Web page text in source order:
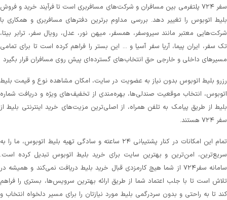
سفر ۷۲۴ پلتفرمی بین مسافران و شرکت‌های مسافربری است تا فرآیند خرید و فروش
اتوبوس را تغییر دهد. بررسی مداوم برترین دفترهای مسافربری و همکاری با
معتبر مانند سیروسفر، همسفر، میهن‌ نور، عدل، رویال سفر، ترابر بیتا،
سفر، ایران پیما، آریا سفر آسیا و ... این بستر را فراهم کرده است تا برای تمامی
داخلی و خارجی حق انتخاب‌های گسترده‌ای پیش روی مسافران قرار بگیرد
بلیط اتوبوس بدون نیاز به عضویت در سایت، امکان مشاهده نوع و قیمت بلیط
انتخاب موقعیت صندلی‌ها، بهره‌مندی از تخفیف‌های ویژه و دریافت شماره‌
از طریق پیامک به تلفن همراه، از اصلی‌ترین مزیت‌های خرید اینترنتی بلیط از
هستند.
تمام این امکانات در کنار پشتیبانی‌ ۲۴ ساعته و سادگی تهیه بلیط اتوبوس، ما را به
امن‌ترین و بهترین سایت برای خرید بلیط اتوبوس تبدیل کرده است.
سامانه سفر۷۲۴ از شما هیچ کارمزدی قبال خرید بلیط دریافت نمی‌کند و همیشه در
است تا با جلب اعتماد شما از طریق ارائه بهترین سرویس‌ها، بستری را فراهم
تا به راحتی و بدون سردرگمی بلیط مورد نیازتان را برای مسیر دلخواه انتخاب و